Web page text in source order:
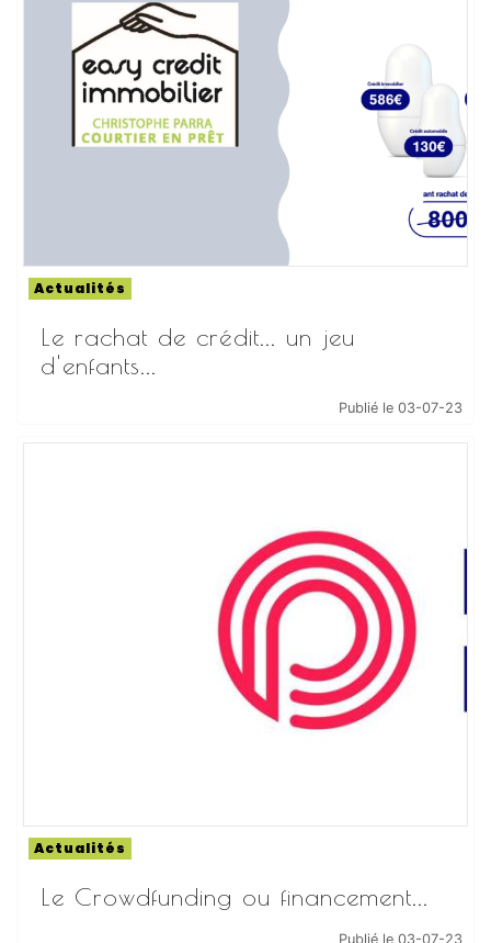
Actualités
Le rachat de crédit... un jeu
d'enfants...
Publié le 03-07-23
Actualités
Le Crowdfunding ou financement...
Publié le 03-07-23